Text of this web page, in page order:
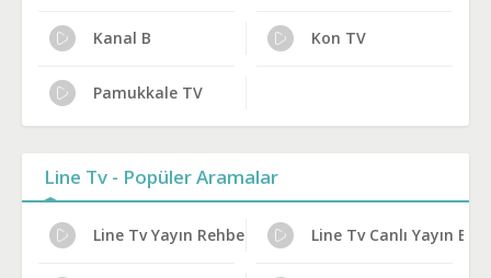
Kanal B Kon TV
Pamukkale TV
Line Tv - Popüler Aramalar
Line Tv Yayın Rehberi Line Tv Canlı Yayın